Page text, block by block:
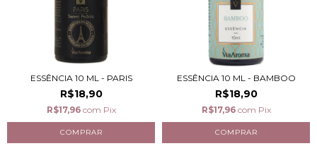
ESSÊNCIA 10 ML - PARIS
R$18,90
R$17,96 com Pix
ESSÊNCIA 10 ML - BAMBOO
R$18,90
R$17,96 com Pix